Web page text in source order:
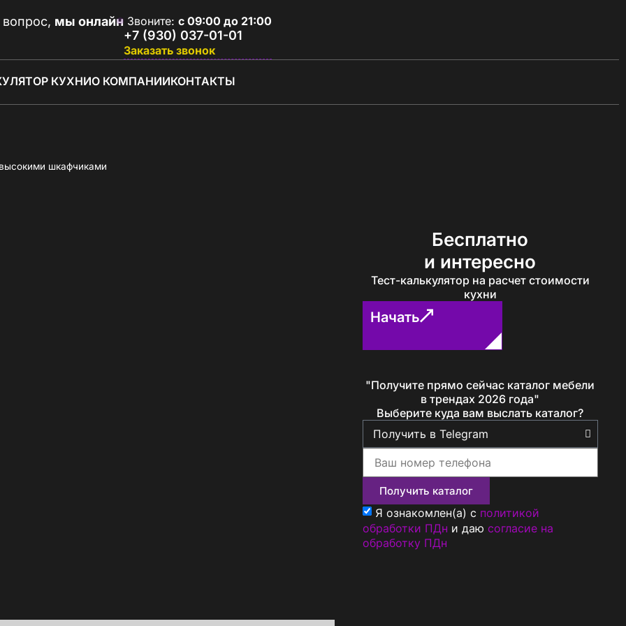
вопрос, мы онлайн Звоните: с 09:00 до 21:00
+7 (930) 037-01-01
Заказать звонок
КУХНИО КОМПАНИИКОНТАКТЫ
шкафчиками
Бесплатно
и интересно
Тест-калькулятор на расчет стоимости
кухни
Начать
"Получите прямо сейчас каталог мебели
в трендах 2026 года"
Выберите куда вам выслать каталог?
Получить каталог
Я ознакомлен(а) с политикой
обработки ПДн и даю согласие на
обработку ПДн
Определение...